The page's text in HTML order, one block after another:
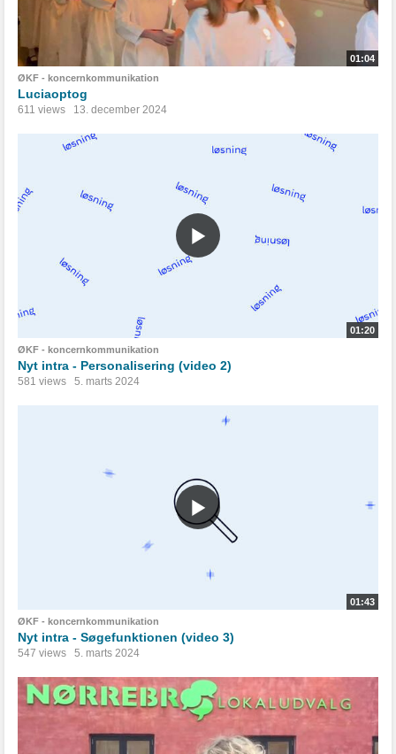
01:04
ØKF - koncernkommunikation
Luciaoptog
611 views 13. december 2024
01:20
ØKF - koncernkommunikation
Nyt intra - Personalisering (video 2)
581 views 5. marts 2024
01:43
ØKF - koncernkommunikation
Nyt intra - Søgefunktionen (video 3)
547 views 5. marts 2024